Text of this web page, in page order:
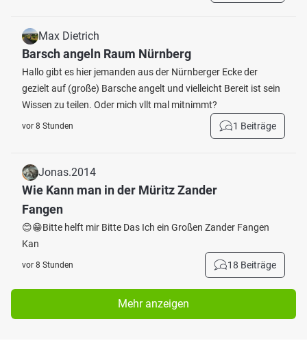
Max Dietrich
Barsch angeln Raum Nürnberg
Hallo gibt es hier jemanden aus der Nürnberger Ecke der
gezielt auf (große) Barsche angelt und vielleicht Bereit ist sein
Wissen zu teilen. Oder mich vllt mal mitnimmt?
vor 8 Stunden 1 Beiträge
Jonas.2014
Wie Kann man in der Müritz Zander
Fangen
😊😁Bitte helft mir Bitte Das Ich ein Großen Zander Fangen
Kan
vor 8 Stunden 18 Beiträge
Mehr anzeigen